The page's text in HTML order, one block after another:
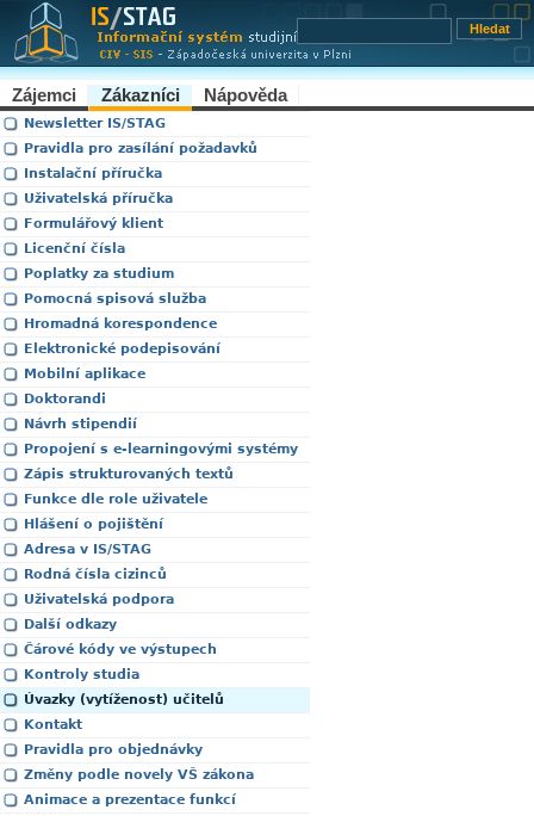
Zájemci Zákazníci Nápověda
Newsletter IS/STAG
Pravidla pro zasílání požadavků
Instalační příručka
Uživatelská příručka
Formulářový klient
Licenční čísla
Poplatky za studium
Pomocná spisová služba
Hromadná korespondence
Elektronické podepisování
Mobilní aplikace
Doktorandi
Návrh stipendií
Propojení s e-learningovými systémy
Zápis strukturovaných textů
Funkce dle role uživatele
Hlášení o pojištění
Adresa v IS/STAG
Rodná čísla cizinců
Uživatelská podpora
Další odkazy
Čárové kódy ve výstupech
Kontroly studia
Úvazky (vytíženost) učitelů
Kontakt
Pravidla pro objednávky
Změny podle novely VŠ zákona
Animace a prezentace funkcí